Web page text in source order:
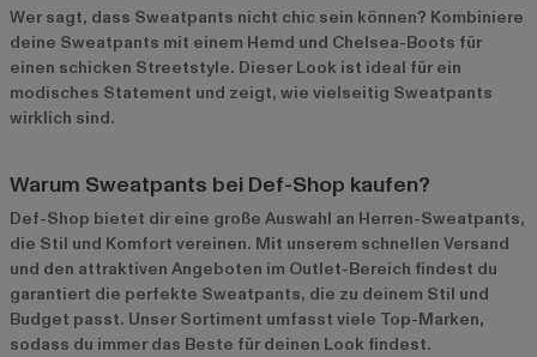
Wer sagt, dass Sweatpants nicht chic sein können? Kombiniere
deine Sweatpants mit einem Hemd und Chelsea-Boots für
einen schicken Streetstyle. Dieser Look ist ideal für ein
modisches Statement und zeigt, wie vielseitig Sweatpants
wirklich sind.
Warum Sweatpants bei Def-Shop kaufen?
Def-Shop bietet dir eine große Auswahl an Herren-Sweatpants,
die Stil und Komfort vereinen. Mit unserem schnellen Versand
und den attraktiven Angeboten im Outlet-Bereich findest du
garantiert die perfekte Sweatpants, die zu deinem Stil und
Budget passt. Unser Sortiment umfasst viele Top-Marken,
sodass du immer das Beste für deinen Look findest.